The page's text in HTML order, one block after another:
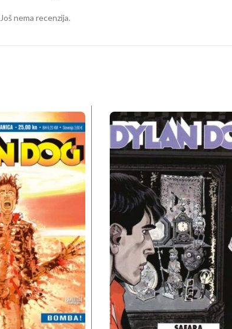
Još nema recenzija.